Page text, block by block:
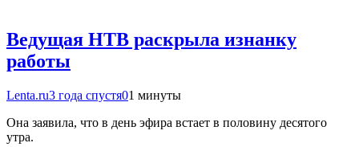
Ведущая НТВ раскрыла изнанку
работы
Lenta.ru3 года спустя01 минуты
Она заявила, что в день эфира встает в половину десятого
утра.